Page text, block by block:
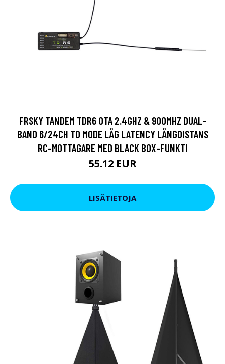
FRSKY TANDEM TDR6 OTA 2.4GHZ & 900MHZ DUAL-
BAND 6/24CH TD MODE LÅG LATENCY LÅNGDISTANS
RC-MOTTAGARE MED BLACK BOX-FUNKTI
55.12 EUR
LISÄTIETOJA